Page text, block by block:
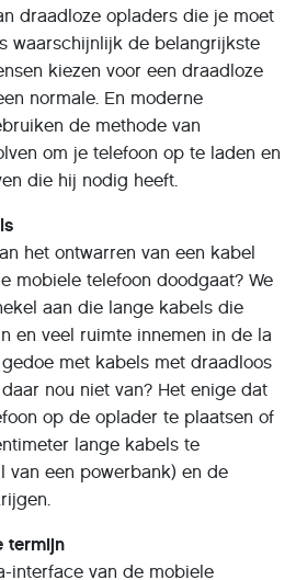
draadloze opladers die je moet
waarschijnlijk de belangrijkste
kiezen voor een draadloze
normale. En moderne
de methode van
om je telefoon op te laden en
die hij nodig heeft.
het ontwarren van een kabel
mobiele telefoon doodgaat? We
aan die lange kabels die
en veel ruimte innemen in de la
met kabels met draadloos
nou niet van? Het enige dat
op de oplader te plaatsen of
lange kabels te
van een powerbank) en de
termijn
interface van de mobiele